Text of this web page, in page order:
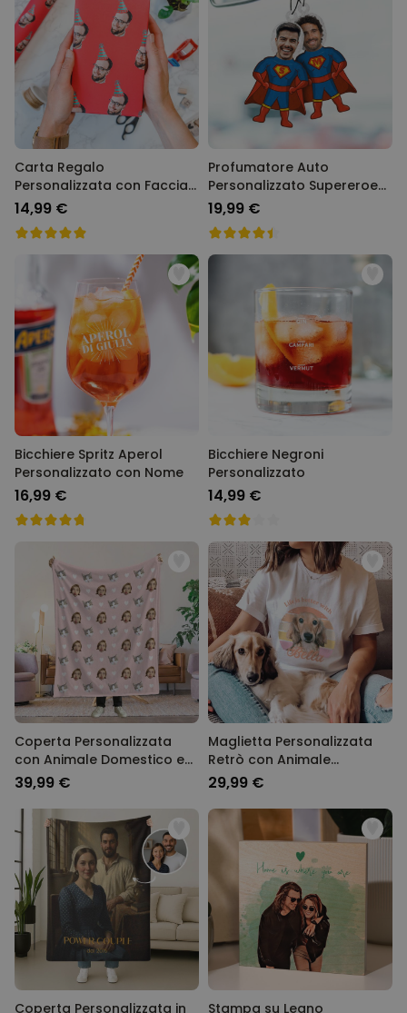
Carta Regalo
Personalizzata con Faccia
e Cappello da Festa
14,99 €
Profumatore Auto
Personalizzato Supereroe
con Faccia Set da 2
19,99 €
Bicchiere Spritz Aperol
Personalizzato con Nome
16,99 €
Bicchiere Negroni
Personalizzato
14,99 €
Coperta Personalizzata
con Animale Domestico e
Viso
39,99 €
Maglietta Personalizzata
Retrò con Animale
Domestico
29,99 €
Coperta Personalizzata in
Stampa su Legno